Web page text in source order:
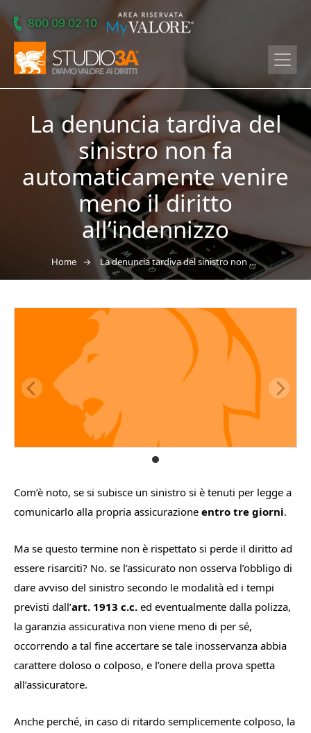
800 09 02 10
La denuncia tardiva del
sinistro non fa
automaticamente venire
meno il diritto
all’indennizzo
Home → La denuncia tardiva del sinistro non fa automaticamente venire meno il diritto all’indennizzo
Com’è noto, se si subisce un sinistro si è tenuti per legge a
comunicarlo alla propria assicurazione entro tre giorni.
Ma se questo termine non è rispettato si perde il diritto ad
essere risarciti? No. se l’assicurato non osserva l’obbligo di
dare avviso del sinistro secondo le modalità ed i tempi
previsti dall’art. 1913 c.c. ed eventualmente dalla polizza,
la garanzia assicurativa non viene meno di per sé,
occorrendo a tal fine accertare se tale inosservanza abbia
carattere doloso o colposo, e l’onere della prova spetta
all’assicuratore.
Anche perché, in caso di ritardo semplicemente colposo, la